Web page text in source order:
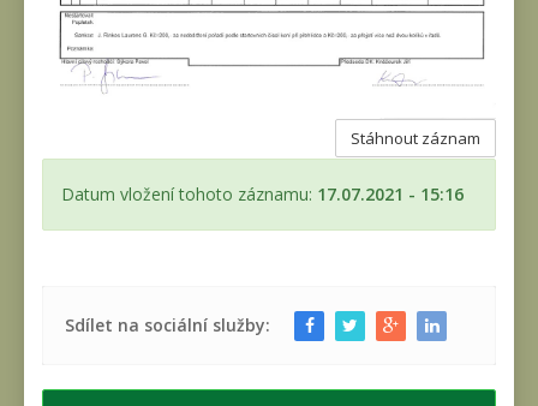
Stáhnout záznam
Datum vložení tohoto záznamu: 17.07.2021 - 15:16
Sdílet na sociální služby: